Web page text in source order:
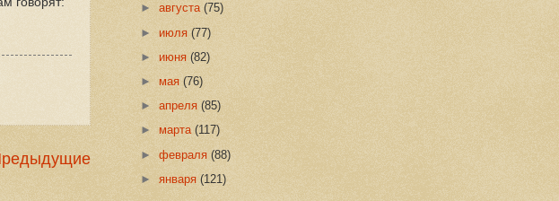
►августа(75)
►июля(77)
► июня(82)
►мая(76)
►апреля(85)
►марта(117)
►февраля(88)
►января(121)